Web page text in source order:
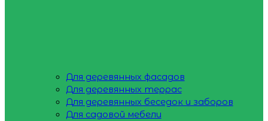
Для деревянных фасадов
Для деревянных террас
Для деревянных беседок и заборов
Для садовой мебели